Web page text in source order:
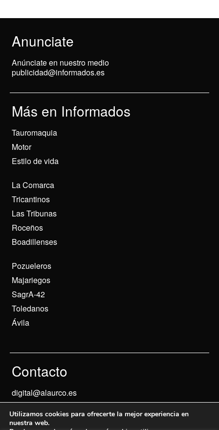
Anunciate
Anúnciate en nuestro medio
publicidad@informados.es
Más en Informados
Tauromaquia
Motor
Estilo de vida
La Comarca
Tricantinos
Las Tribunas
Roceños
Boadillenses
Pozueleros
Majariegos
SagrA-42
Toledanos
Ávila
Contacto
digital@alaurco.es
Utilizamos cookies para ofrecerte la mejor experiencia en
nuestra web.